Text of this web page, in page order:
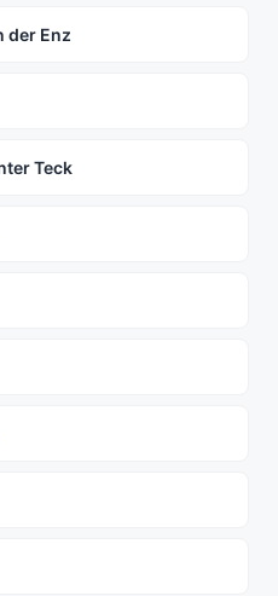
der Enz
Teck